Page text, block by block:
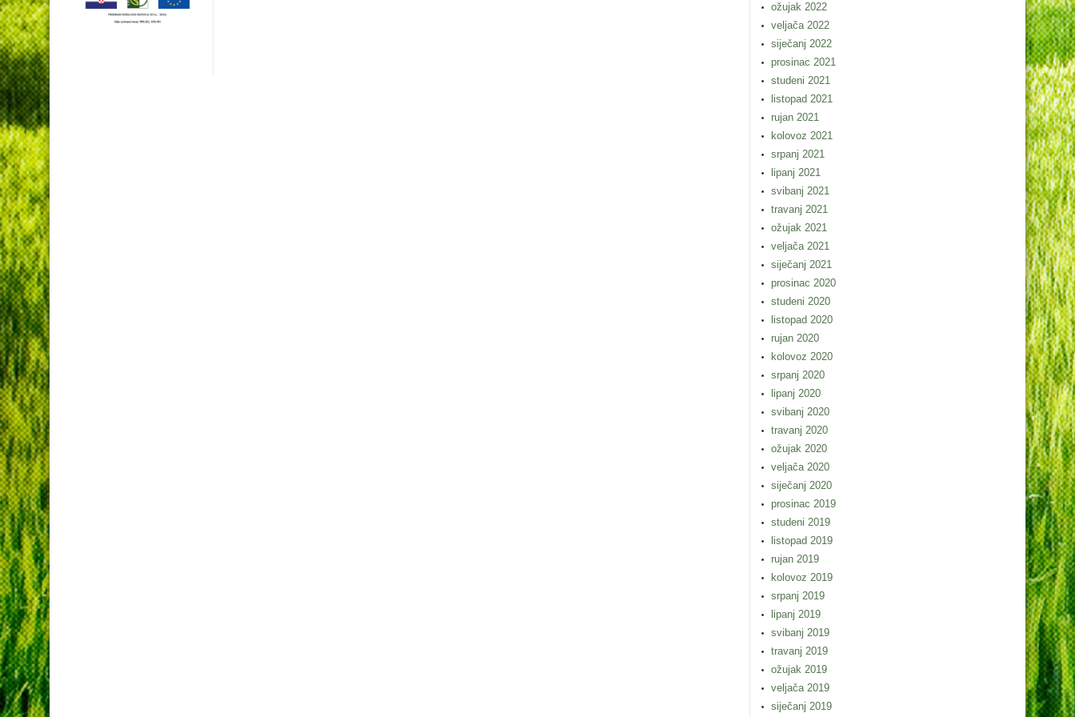
ožujak 2022
veljača 2022
siječanj 2022
prosinac 2021
studeni 2021
listopad 2021
rujan 2021
kolovoz 2021
srpanj 2021
lipanj 2021
svibanj 2021
travanj 2021
ožujak 2021
veljača 2021
siječanj 2021
prosinac 2020
studeni 2020
listopad 2020
rujan 2020
kolovoz 2020
srpanj 2020
lipanj 2020
svibanj 2020
travanj 2020
ožujak 2020
veljača 2020
siječanj 2020
prosinac 2019
studeni 2019
listopad 2019
rujan 2019
kolovoz 2019
srpanj 2019
lipanj 2019
svibanj 2019
travanj 2019
ožujak 2019
veljača 2019
siječanj 2019